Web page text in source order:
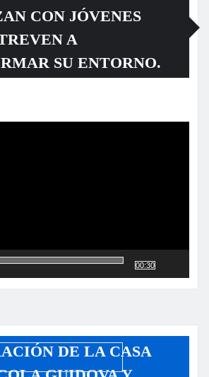
CON JÓVENES
A
SU ENTORNO.
00:30
DE LA CASA